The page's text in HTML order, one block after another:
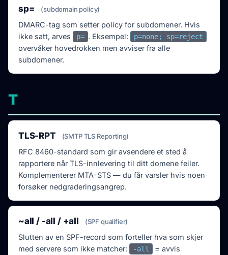
sp= (subdomain policy)
DMARC-tag som setter policy for subdomener. Hvis
ikke satt, arves
p= . Eksempel: p=none; sp=reject
overvåker hovedrokken men avviser fra alle
subdomener.
T
TLS-RPT (SMTP TLS Reporting)
RFC 8460-standard som gir avsendere et sted å
rapportere når TLS-innlevering til ditt domene feiler.
Komplementerer MTA-STS — du får varsler hvis noen
forsøker nedgraderingsangrep.
~all / -all / +all (SPF qualifier)
Slutten av en SPF-record som forteller hva som skjer
med servere som ikke matcher:
-all
= avvis